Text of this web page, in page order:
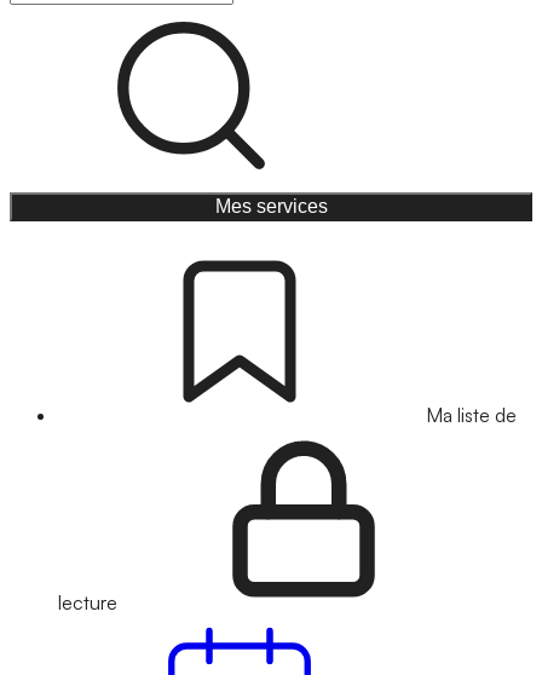
Mes services
Ma liste de
lecture